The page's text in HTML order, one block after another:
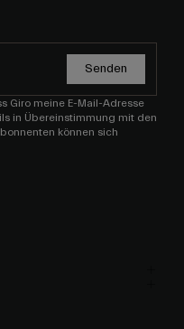
Senden
Giro meine E-Mail-Adresse
in Übereinstimmung mit den
können sich